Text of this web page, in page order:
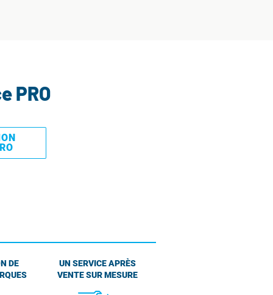
PRO
DE
UN SERVICE APRÈS
VENTE SUR MESURE